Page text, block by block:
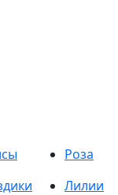
Роза
Лилии